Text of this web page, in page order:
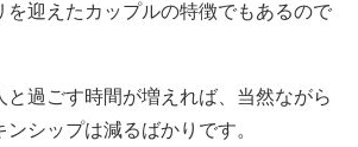
を迎えたカップルの特徴でもあるので
と過ごす時間が増えれば、当然ながら
シップは減るばかりです。